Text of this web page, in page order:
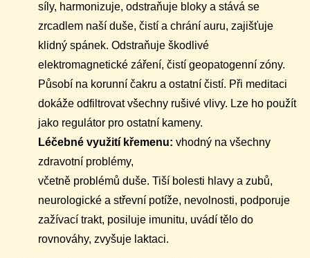
síly, harmonizuje, odstraňuje bloky a stává se
zrcadlem naší duše, čistí a chrání auru, zajišťuje
klidný spánek. Odstraňuje škodlivé
elektromagnetické záření, čistí geopatogenní zóny.
Působí na korunní čakru a ostatní čistí. Při meditaci
dokáže odfiltrovat všechny rušivé vlivy. Lze ho použít
jako regulátor pro ostatní kameny.
Léčebné využití křemenu: vhodný na všechny
zdravotní problémy,
včetně problémů duše. Tiší bolesti hlavy a zubů,
neurologické a střevní potíže, nevolnosti, podporuje
zažívací trakt, posiluje imunitu, uvádí tělo do
rovnováhy, zvyšuje laktaci.